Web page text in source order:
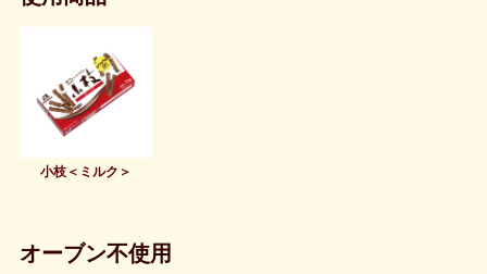
小枝＜ミルク＞
オーブン不使用